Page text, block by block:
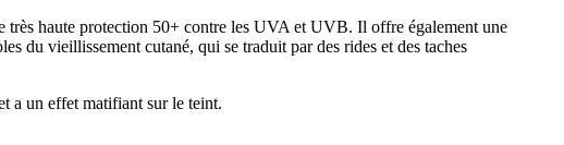
très haute protection 50+ contre les UVA et UVB. Il offre également une
du vieillissement cutané, qui se traduit par des rides et des taches
a un effet matifiant sur le teint.